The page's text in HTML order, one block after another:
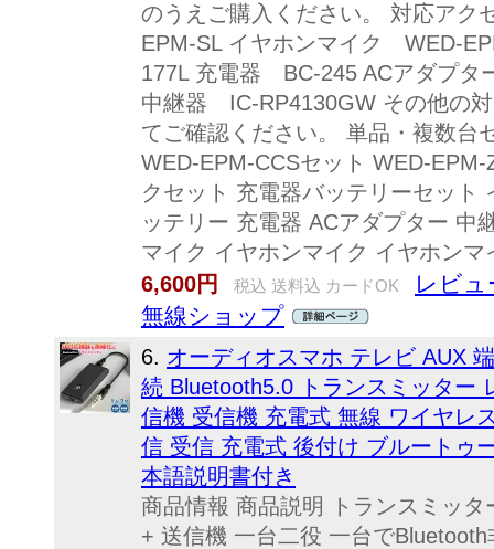
のうえご購入ください。 対応ア
EPM-SL イヤホンマイク WED-
177L 充電器 BC-245 ACアダプ
中継器 IC-RP4130GW その他の
てご確認ください。 単品・複数台
WED-EPM-CCSセット WED-
クセット 充電器バッテリーセット
ッテリー 充電器 ACアダプター 中
マイク イヤホンマイク イヤホンマ
6,600円
税込 送料込 カードOK
レビュ
無線ショップ
6. オーディオスマホ テレビ AUX
続 Bluetooth5.0 トランスミッター
信機 受信機 充電式 無線 ワイヤレ
信 受信 充電式 後付け ブルートゥ
本語説明書付き
商品情報 商品説明 トランスミッ
+ 送信機 一台二役 一台で